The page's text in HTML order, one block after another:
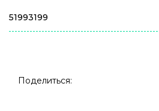
51993199
Поделиться: